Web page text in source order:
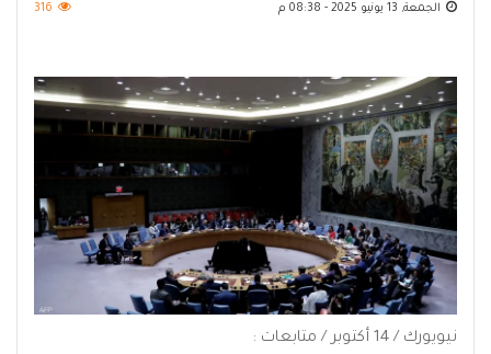
الجمعة, 13 يونيو 2025 - 08:38 م 316
نيويورك / 14 أكتوبر / متابعات :